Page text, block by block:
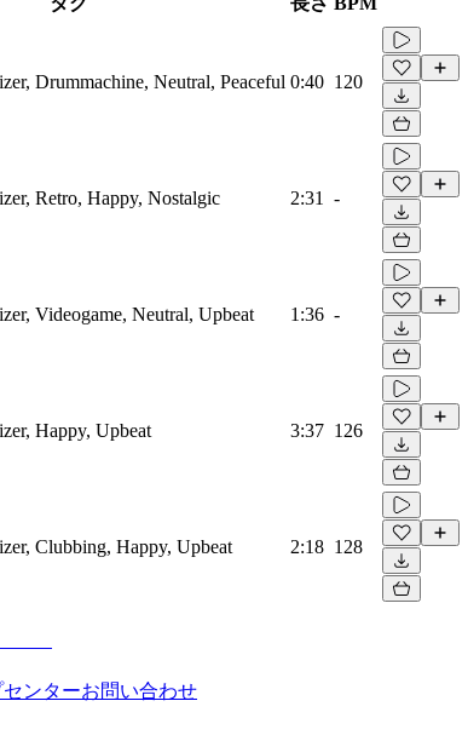
Drummachine, Neutral, Peaceful 0:40 120
Retro, Happy, Nostalgic 2:31 -
Videogame, Neutral, Upbeat 1:36 -
Happy, Upbeat 3:37 126
Clubbing, Happy, Upbeat 2:18 128
ンターお問い合わせ